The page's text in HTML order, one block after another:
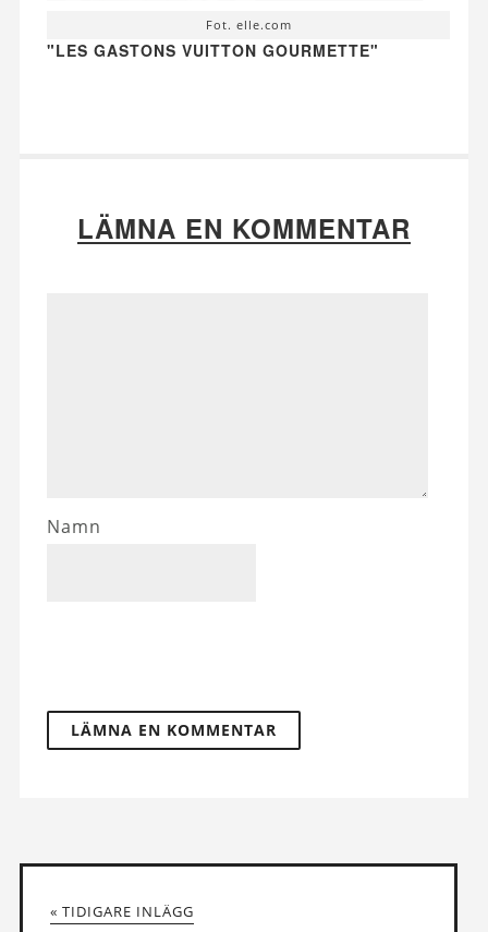
Fot. elle.com
"LES GASTONS VUITTON GOURMETTE"
LÄMNA EN KOMMENTAR
Namn
« TIDIGARE INLÄGG